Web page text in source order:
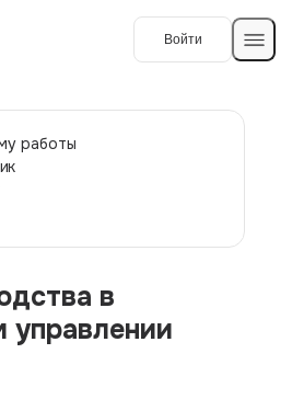
Войти
работы
в
управлении